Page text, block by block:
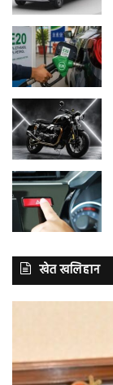
खेत खलिहान